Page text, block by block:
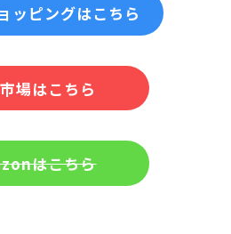
ッピングはこちら
場はこちら
はこちら